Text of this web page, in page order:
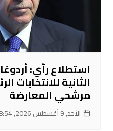
استطلاع رأي:
الثانية للانتخابات
مرشحي المعارضة
الأحد, 9 أغسطس 2026, 8:54